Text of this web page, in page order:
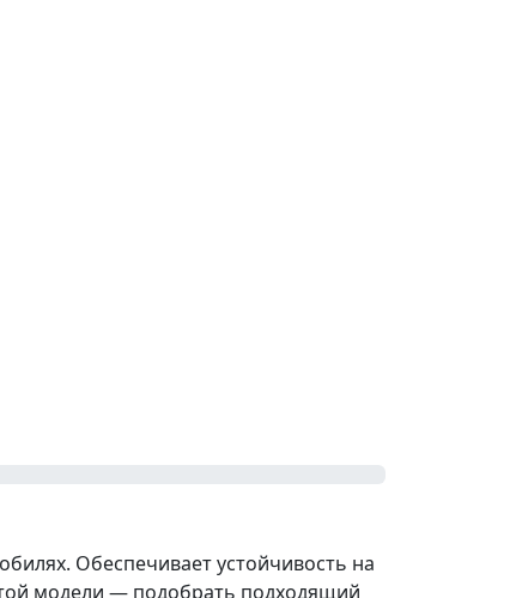
Обеспечивает устойчивость на
модели — подобрать подходящий